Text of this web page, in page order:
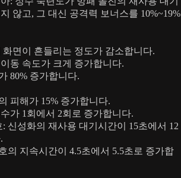
않고, 그 대신 공격력 보너스를 10%~19%
화면이 흔들리는 정도가 감소합니다.
동 속도가 크게 증가합니다.
80% 증가합니다.
피해가 15% 증가합니다.
가 1회에서 2회로 증가합니다.
신성화의 재사용 대기시간이 15초에서 12
의 지속시간이 4.5초에서 5.5초로 증가합